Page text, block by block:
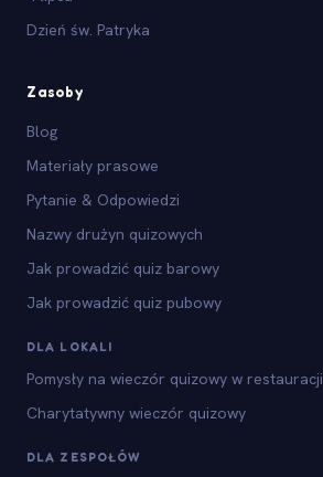
Dzień św. Patryka
Zasoby
Blog
Materiały prasowe
Pytanie & Odpowiedzi
Nazwy drużyn quizowych
Jak prowadzić quiz barowy
Jak prowadzić quiz pubowy
DLA LOKALI
Pomysły na wieczór quizowy w restauracji
Charytatywny wieczór quizowy
DLA ZESPOŁÓW